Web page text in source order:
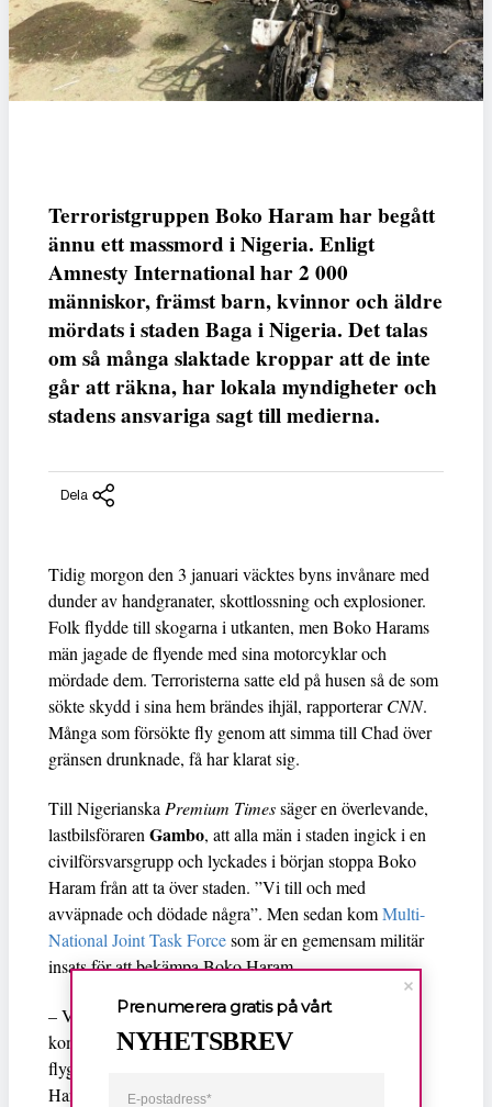
Terroristgruppen Boko Haram har begått
ännu ett massmord i Nigeria. Enligt
Amnesty International har 2 000
människor, främst barn, kvinnor och äldre
mördats i staden Baga i Nigeria. Det talas
om så många slaktade kroppar att de inte
går att räkna, har lokala myndigheter och
stadens ansvariga sagt till medierna.
Dela
Tidig morgon den 3 januari väcktes byns invånare med
dunder av handgranater, skottlossning och explosioner.
Folk flydde till skogarna i utkanten, men Boko Harams
män jagade de flyende med sina motorcyklar och
mördade dem. Terroristerna satte eld på husen så de som
sökte skydd i sina hem brändes ihjäl, rapporterarCNN.
Många som försökte fly genom att simma till Chad över
gränsen drunknade, få har klarat sig.
Till Nigerianska Premium Timessäger en överlevande,
lastbilsföraren Gambo, att alla män i staden ingick i en
civilförsvarsgrupp och lyckades i början stoppa Boko
Haram från att ta över staden. ”Vi till och med
avväpnade och dödade några”. Men sedan komMulti-
National Joint Task Forcesom är en gemensam militär
insats för att bekämpa Boko Haram.
– Vi klarade oss faktiskt relativt bra men när soldater
kom fram sade de att vi ska dra oss tillbaka eftersom
flygvapnet kommer snart. Kort efter stormade Boko
Haram och vi hade inget annat val än att fly som alla
Prenumerera gratis på vårt
NYHETSBREV